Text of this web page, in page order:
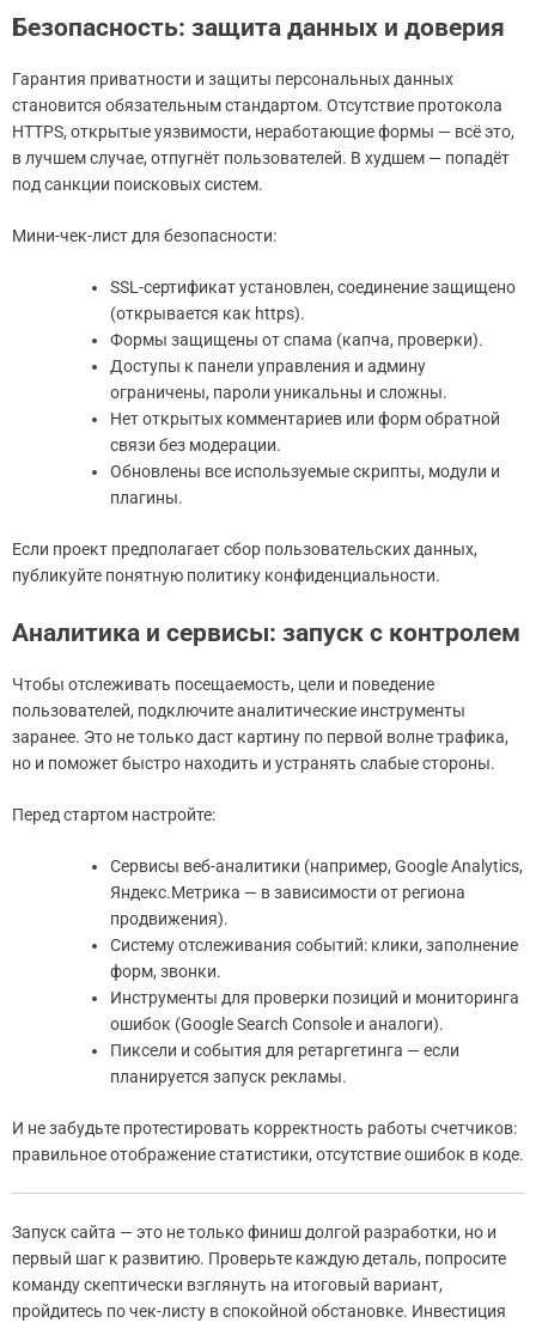
Безопасность: защита данных и доверия
Гарантия приватности и защиты персональных данных
становится обязательным стандартом. Отсутствие протокола
HTTPS, открытые уязвимости, неработающие формы — всё это,
в лучшем случае, отпугнёт пользователей. В худшем — попадёт
под санкции поисковых систем.
Мини-чек-лист для безопасности:
SSL-сертификат установлен, соединение защищено
(открывается как https).
Формы защищены от спама (капча, проверки).
Доступы к панели управления и админу
ограничены, пароли уникальны и сложны.
Нет открытых комментариев или форм обратной
связи без модерации.
Обновлены все используемые скрипты, модули и
плагины.
Если проект предполагает сбор пользовательских данных,
публикуйте понятную политику конфиденциальности.
Аналитика и сервисы: запуск с контролем
Чтобы отслеживать посещаемость, цели и поведение
пользователей, подключите аналитические инструменты
заранее. Это не только даст картину по первой волне трафика,
но и поможет быстро находить и устранять слабые стороны.
Перед стартом настройте:
Сервисы веб-аналитики (например, Google Analytics,
Яндекс.Метрика — в зависимости от региона
продвижения).
Систему отслеживания событий: клики, заполнение
форм, звонки.
Инструменты для проверки позиций и мониторинга
ошибок (Google Search Console и аналоги).
Пиксели и события для ретаргетинга — если
планируется запуск рекламы.
И не забудьте протестировать корректность работы счетчиков:
правильное отображение статистики, отсутствие ошибок в коде.
Запуск сайта — это не только финиш долгой разработки, но и
первый шаг к развитию. Проверьте каждую деталь, попросите
команду скептически взглянуть на итоговый вариант,
пройдитесь по чек-листу в спокойной обстановке. Инвестиция